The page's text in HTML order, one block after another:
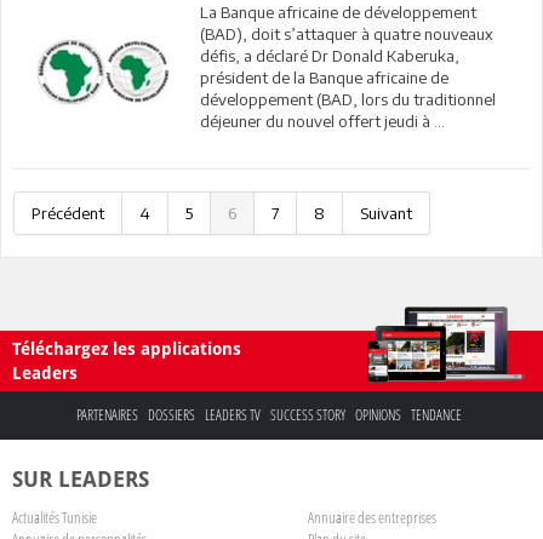
La Banque africaine de développement
(BAD), doit s’attaquer à quatre nouveaux
défis, a déclaré Dr Donald Kaberuka,
président de la Banque africaine de
développement (BAD, lors du traditionnel
déjeuner du nouvel offert jeudi à ...
Précédent 4 5 6 7 8 Suivant
Téléchargez les applications
Leaders
PARTENAIRES DOSSIERS LEADERS TV SUCCESS STORY OPINIONS TENDANCE
SUR LEADERS
Actualités Tunisie
Annuaire des entreprises